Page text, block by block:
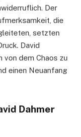
Der
die
setzten
David
von dem Chaos zu
einen Neuanfang
Dahmer